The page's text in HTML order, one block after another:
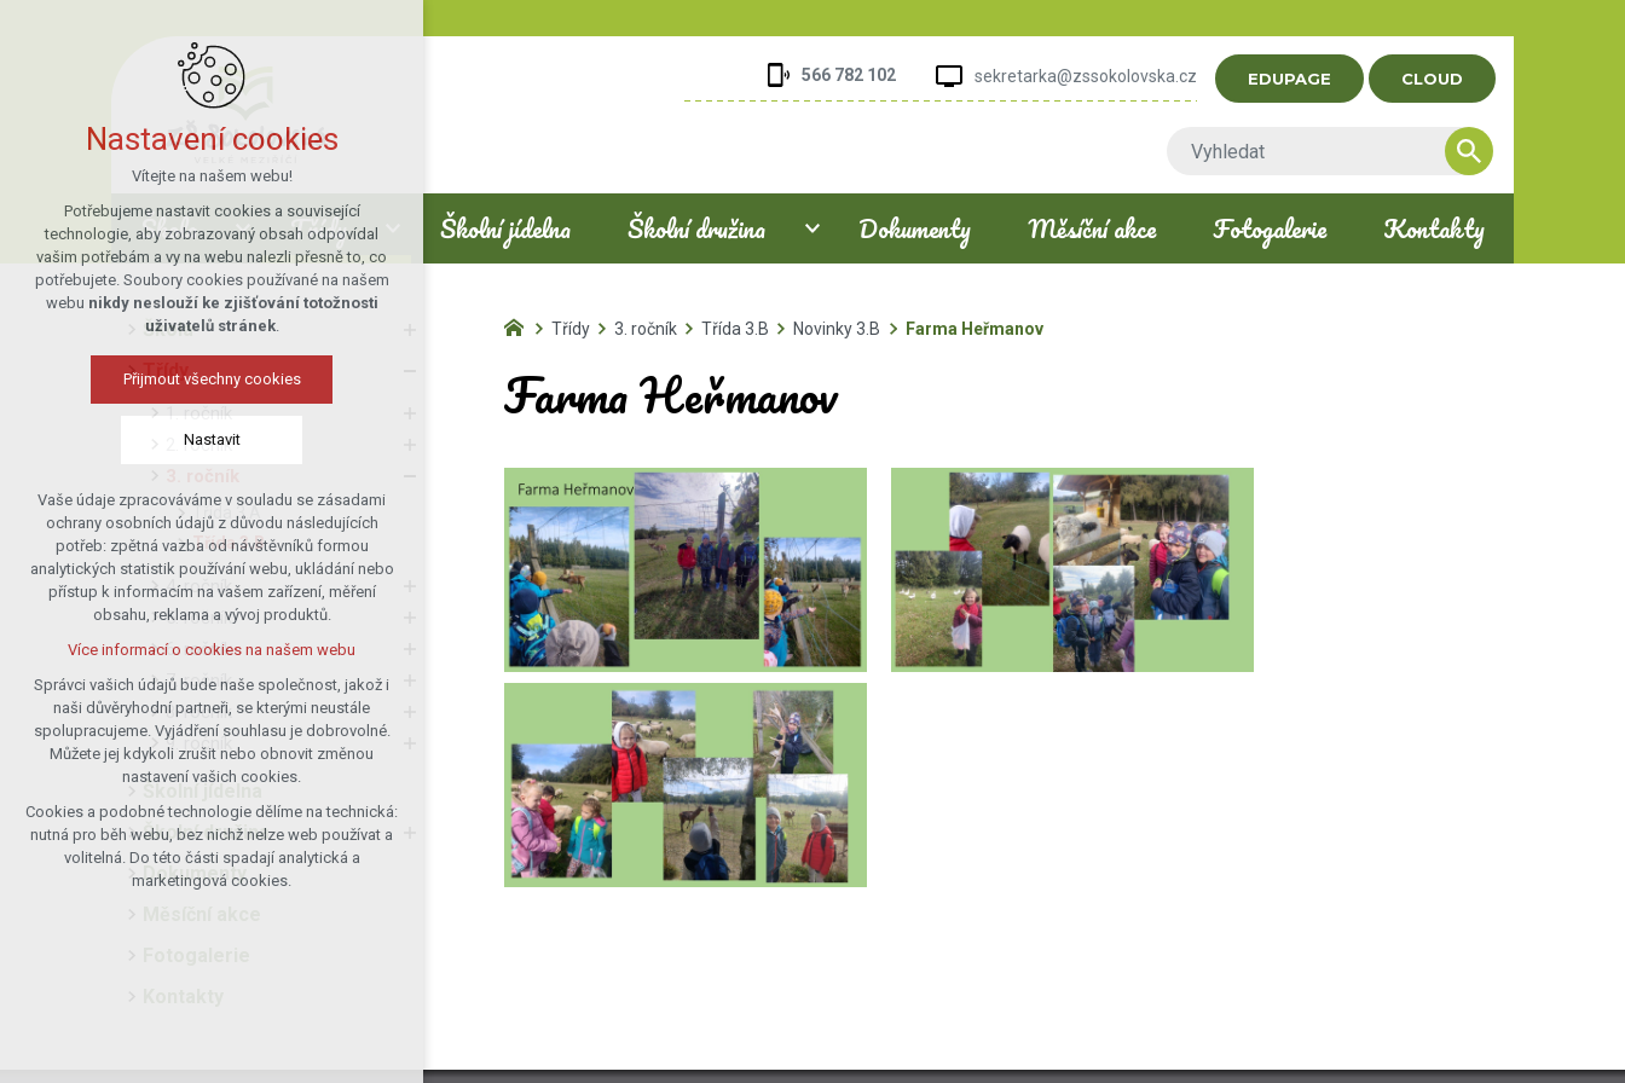
566 782 102 sekretarka@zssokolovska.cz EDUPAGE CLOUD
Škola Třídy Školní jídelna Školní družina Dokumenty Měsíční akce Fotogalerie Kontakty
Škola
Třídy
1. ročník
2. ročník
Třída 3.A
Třída 3.B
4. ročník
5. ročník
6. ročník
7. ročník
8. ročník
9. ročník
Školní družina
Dokumenty
Třídy 3. ročník Třída 3.B Novinky 3.B Farma Heřmanov
Farma Heřmanov
Nastavení cookies
Vítejte na našem webu!
Potřebujeme nastavit cookies a související
technologie, aby zobrazovaný obsah odpovídal
vašim potřebám a vy na webu nalezli přesně to, co
potřebujete. Soubory cookies používané na našem
webu nikdy neslouží ke zjišťování totožnosti
uživatelů stránek.
Přijmout všechny cookies
Nastavit
Technická cookies
nutná pro provozování webu
udržení kontextu stránek (session):
případná přihlášení, volby jazyka, apod.
Volitelná cookies
analytická pro anonymizované
vyhodnocení návštěvnosti
marketingová cookies (Google)
Více informací o cookies na našem webu
Přijmout všechny cookies
Odmítnout vše
Vaše údaje zpracováváme v souladu se zásadami
ochrany osobních údajů z důvodu následujících
potřeb: zpětná vazba od návštěvníků formou
analytických statistik používání webu, ukládání nebo
přístup k informacím na vašem zařízení, měření
obsahu, reklama a vývoj produktů.
Více informací o cookies na našem webu
Správci vašich údajů bude naše společnost, jakož i
naši důvěryhodní partneři, se kterými neustále
spolupracujeme. Vyjádření souhlasu je dobrovolné.
Můžete jej kdykoli zrušit nebo obnovit změnou
nastavení vašich cookies.
Cookies a podobné technologie dělíme na technická:
nutná pro běh webu, bez nichž nelze web používat a
volitelná. Do této části spadají analytická a
marketingová cookies.